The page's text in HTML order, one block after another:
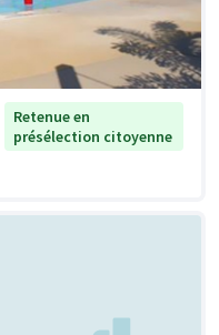
Retenue en
présélection citoyenne